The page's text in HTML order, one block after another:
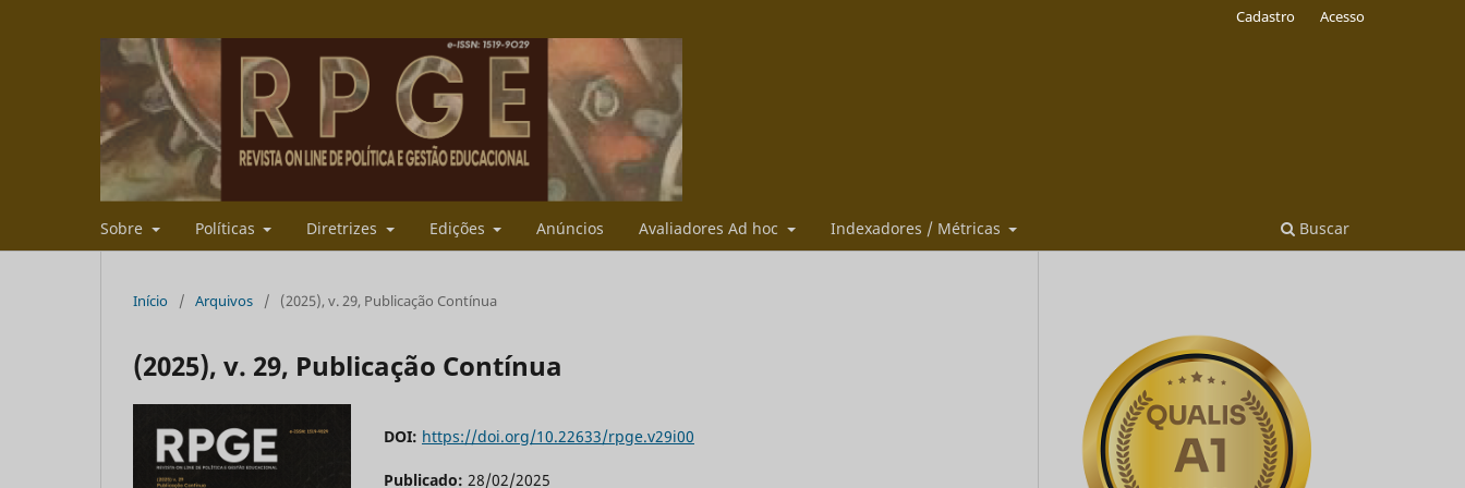
Sobre Políticas Diretrizes Edições Anúncios Avaliadores Ad hoc Indexadores / Métricas Buscar
Cadastro Acesso
Início / Arquivos / (2025), v. 29, Publicação Contínua
(2025), v. 29, Publicação Contínua
DOI: https://doi.org/10.22633/rpge.v29i00
Publicado: 28/02/2025